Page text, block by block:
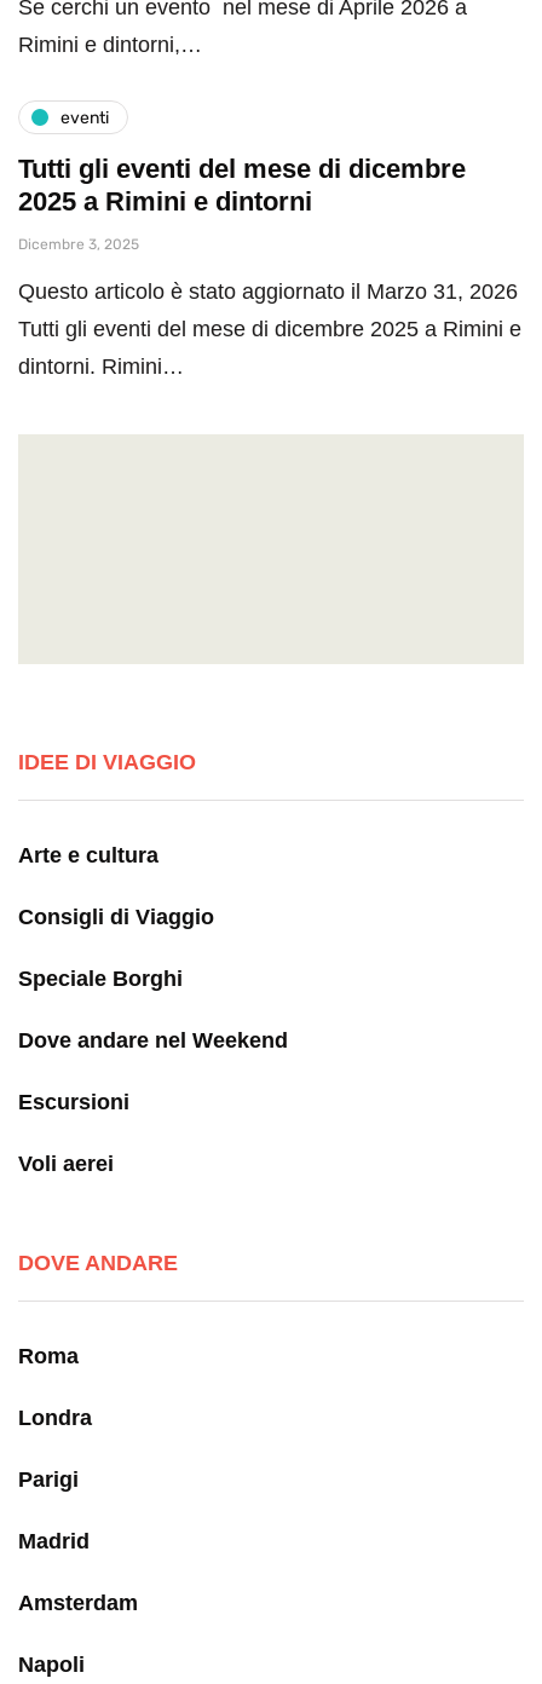
Se cerchi un evento nel mese di Aprile 2026 a
Rimini e dintorni,…
eventi
Tutti gli eventi del mese di dicembre
2025 a Rimini e dintorni
Dicembre 3, 2025
Questo articolo è stato aggiornato il Marzo 31, 2026
Tutti gli eventi del mese di dicembre 2025 a Rimini e
dintorni. Rimini…
IDEE DI VIAGGIO
Arte e cultura
Consigli di Viaggio
Speciale Borghi
Dove andare nel Weekend
Escursioni
Voli aerei
DOVE ANDARE
Roma
Londra
Parigi
Madrid
Amsterdam
Napoli